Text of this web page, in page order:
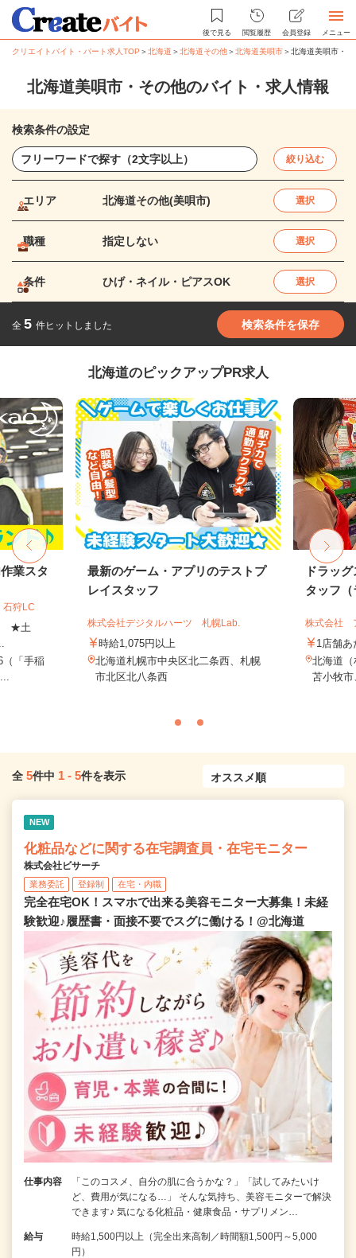
後で見る 閲覧履歴 会員登録 メニュー
クリエイトバイト・パート求人TOP ＞北海道 ＞北海道その他＞北海道美唄市＞北海道美唄市・
北海道美唄市・その他のバイト・求人情報
検索条件の設定
絞り込む
エリア 北海道その他(美唄市) 選択
職種 指定しない 選択
条件 ひげ・ネイル・ピアスOK 選択
全 5 件ヒットしました 検索条件を保存
北海道のピックアップPR求人
業スタ
狩LC
★土
（「手稲
最新のゲーム・アプリのテストプ
レイスタッフ
株式会社デジタルハーツ 札幌Lab.
時給1,075円以上
北海道札幌市中央区北二条西、札幌
市北区北八条西
ドラッ
タッフ
株式会社
1店舗あ
北海道
苫小牧
全 5件中 1 - 5件を表示
NEW
化粧品などに関する在宅調査員・在宅モニター
株式会社ビサーチ
業務委託 登録制 在宅・内職
完全在宅OK！スマホで出来る美容モニター大募集！未経
験歓迎♪履歴書・面接不要でスグに働ける！@北海道
仕事内容
「このコスメ、自分の肌に合うかな？」「試してみたいけ
ど、費用が気になる…」 そんな気持ち、美容モニターで解決
できます♪ 気になる化粧品・健康食品・サプリメン…
給与
時給1,500円以上（完全出来高制／時間額1,500円～5,000
円）